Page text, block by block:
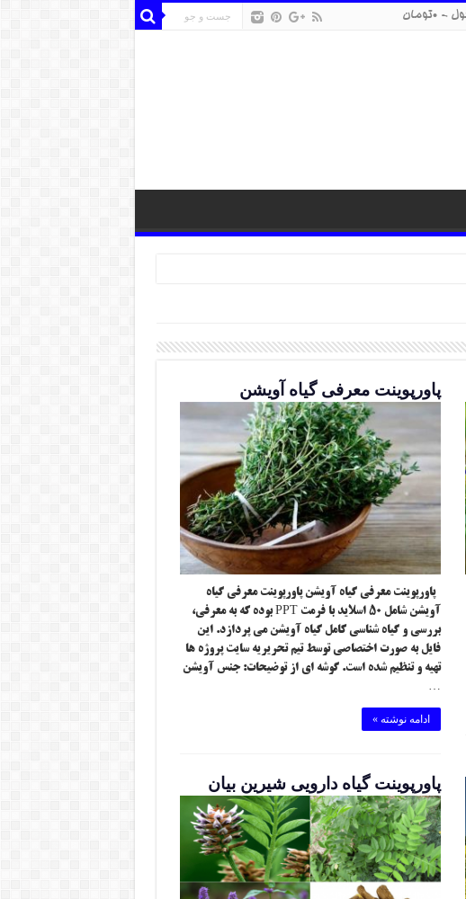
0تومان
پاورپوینت معرفی گیاه آویشن
پاورپوینت معرفی گیاه آویشن پاورپوینت معرفی گیاه
آویشن شامل ۵۰ اسلاید با فرمت PPT بوده که به معرفی،
بررسی و گیاه شناسی کامل گیاه آویشن می پردازد. این
فایل به صورت اختصاصی توسط تیم تحریریه سایت پروژه ها
تهیه و تنظیم شده است. گوشه ای از توضیحات: جنس آویشن
…
ادامه نوشته »
پاورپوینت گیاه دارویی شیرین بیان